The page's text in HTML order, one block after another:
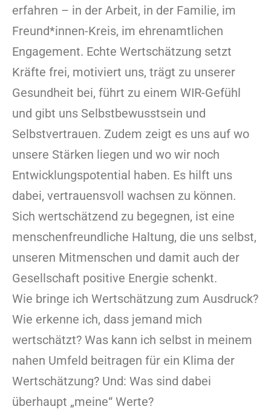
erfahren – in der Arbeit, in der Familie, im
Freund*innen-Kreis, im ehrenamtlichen
Engagement. Echte Wertschätzung setzt
Kräfte frei, motiviert uns, trägt zu unserer
Gesundheit bei, führt zu einem WIR-Gefühl
und gibt uns Selbstbewusstsein und
Selbstvertrauen. Zudem zeigt es uns auf wo
unsere Stärken liegen und wo wir noch
Entwicklungspotential haben. Es hilft uns
dabei, vertrauensvoll wachsen zu können.
Sich wertschätzend zu begegnen, ist eine
menschenfreundliche Haltung, die uns selbst,
unseren Mitmenschen und damit auch der
Gesellschaft positive Energie schenkt.
Wie bringe ich Wertschätzung zum Ausdruck?
Wie erkenne ich, dass jemand mich
wertschätzt? Was kann ich selbst in meinem
nahen Umfeld beitragen für ein Klima der
Wertschätzung? Und: Was sind dabei
überhaupt „meine“ Werte?